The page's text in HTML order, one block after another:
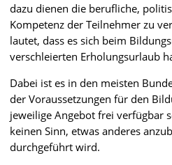
dazu dienen die berufliche,
Kompetenz der Teilnehmer zu
lautet, dass es sich beim
verschleierten Erholungsurlaub
Dabei ist es in den meisten
der Voraussetzungen für den
jeweilige Angebot frei verfügbar
keinen Sinn, etwas anderes
durchgeführt wird.